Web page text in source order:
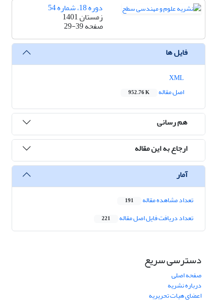
دوره 18، شماره 54
زمستان 1401
صفحه29-39
فایل ها
اصل مقاله
952.76 K
هم رسانی
ارجاع به این مقاله
آمار
تعداد مشاهده مقاله 191
تعداد دریافت فایل اصل مقاله 221
دسترسی سریع
صفحه اصلی
درباره نشریه
اعضای هیات تحریریه